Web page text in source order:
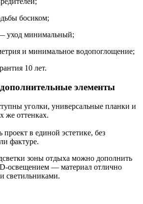
босиком;
уход минимальный;
и минимальное водопоглощение;
10 лет.
элементы
уголки, универсальные планки и
же оттенках.
проект в единой эстетике, без
фактуре.
зоны отдыха можно дополнить
освещением — материал отлично
светильниками.